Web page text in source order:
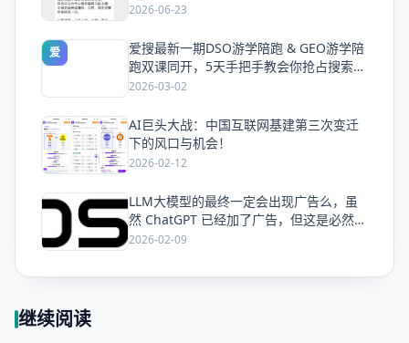
2026-06-23
爱
爱搜最新一期DSO游学陪跑 & GEO游学陪
跑双课同开，5天手把手教会你抢占搜索流
量
2026-03-02
爱
AI巨头大战：中国互联网基建第三次变迁
下的风口与机会！
2026-02-12
爱
LLM大模型的最终一定会出现广告么，虽
然 ChatGPT 已经加了广告，但这是必然终
局么？
2026-02-09
继续阅读